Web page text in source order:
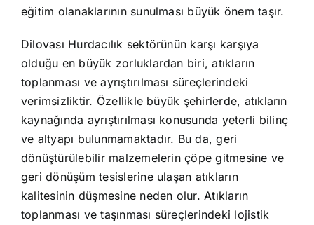
eğitim olanaklarının sunulması büyük önem taşır.
Dilovası Hurdacılık sektörünün karşı karşıya
olduğu en büyük zorluklardan biri, atıkların
toplanması ve ayrıştırılması süreçlerindeki
verimsizliktir. Özellikle büyük şehirlerde, atıkların
kaynağında ayrıştırılması konusunda yeterli bilinç
ve altyapı bulunmamaktadır. Bu da, geri
dönüştürülebilir malzemelerin çöpe gitmesine ve
geri dönüşüm tesislerine ulaşan atıkların
kalitesinin düşmesine neden olur. Atıkların
toplanması ve taşınması süreçlerindeki lojistik